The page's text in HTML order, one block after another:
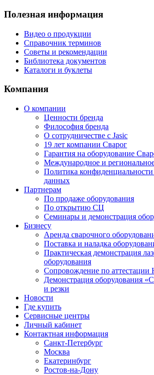
Полезная информация
Видео о продукции
Справочник терминов
Советы и рекомендации
Библиотека документов
Каталоги и буклеты
Компания
О компании
Ценности бренда
Философия бренда
О сотрудничестве с Jasic
19 лет компании Сварог
Гарантия на оборудование
Международное и
Политика
данных
Партнерам
По продаже оборудования
По открытию СЦ
Семинары и демонстрация
Бизнесу
Аренда сварочного
Поставка и наладка
Практическая демонстрация
оборудования
Сопровождение по
Демонстрация оборудования
и резки
Новости
Где купить
Сервисные центры
Личный кабинет
Контактная информация
Санкт-Петербург
Москва
Екатеринбург
Ростов-на-Дону